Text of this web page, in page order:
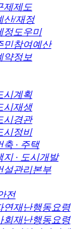
제제도
산/재정
정도우미
민참여예산
약정보
시계획
시재생
시경관
시정비
축 · 주택
지 · 도시개발
설관리본부
전
연재난행동요령
회재난행동요령